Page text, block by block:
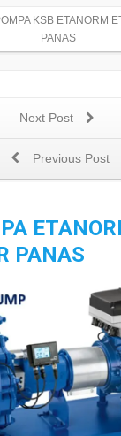
KSB ETANORM
PANAS
Next Post
Previous Post
PANAS